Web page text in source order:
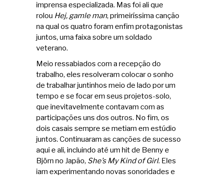
imprensa especializada. Mas foi ali que
rolou Hej, gamle man, primeiríssima canção
na qual os quatro foram enfim protagonistas
juntos, uma faixa sobre um soldado
veterano.
Meio ressabiados com a recepção do
trabalho, eles resolveram colocar o sonho
de trabalhar juntinhos meio de lado por um
tempo e se focar em seus projetos-solo,
que inevitavelmente contavam com as
participações uns dos outros. No fim, os
dois casais sempre se metiam em estúdio
juntos. Continuaram as canções de sucesso
aqui e ali, incluindo até um hit de Benny e
Björn no Japão, She’s My Kind of Girl. Eles
iam experimentando novas sonoridades e